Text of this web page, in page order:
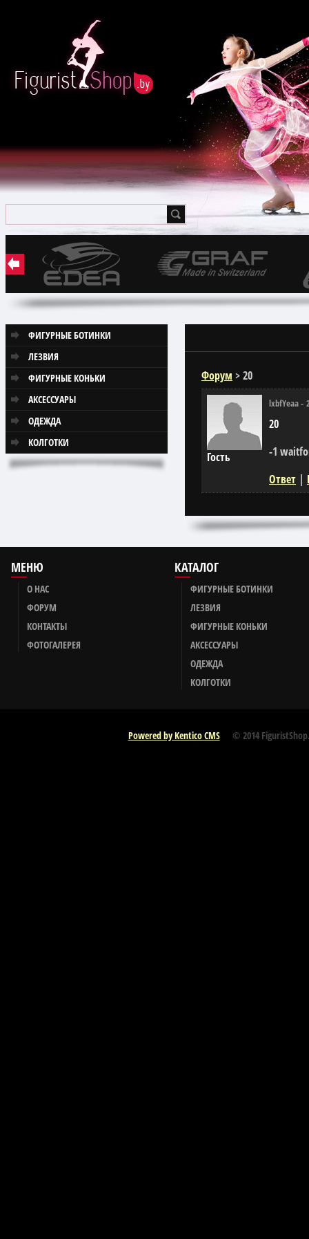
ФИГУРНЫЕ БОТИНКИ
ЛЕЗВИЯ
ФИГУРНЫЕ КОНЬКИ
АКСЕССУАРЫ
ОДЕЖДА
КОЛГОТКИ
Форум >20
Гость
lxbfYeaa-
20
-1
Ответ |
МЕНЮ
О НАС
ФОРУМ
КОНТАКТЫ
ФОТОГАЛЕРЕЯ
КАТАЛОГ
ФИГУРНЫЕ БОТИНКИ
ЛЕЗВИЯ
ФИГУРНЫЕ КОНЬКИ
АКСЕССУАРЫ
ОДЕЖДА
КОЛГОТКИ
Powered by Kentico CMS© 2014